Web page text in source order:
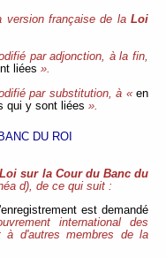
version française de la Loi
par adjonction, à la fin,
liées ».
par substitution, à «en
qui y sont liées ».
DU ROI
Loi sur la Cour du Banc du
d), de ce qui suit :
est demandé
international des
à d'autres membres de la